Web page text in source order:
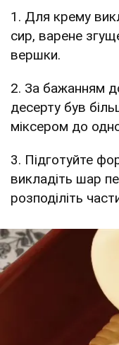
1. Для крему
сир, варене
вершки.
2. За бажанням
десерту був
міксером до
3. Підготуйте
викладіть шар
розподіліть